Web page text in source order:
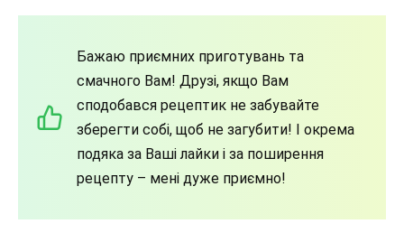
Бажаю приємних приготувань та
смачного Вам! Друзі, якщо Вам
сподобався рецептик не забувайте
зберегти собі, щоб не загубити! І окрема
подяка за Ваші лайки і за поширення
рецепту – мені дуже приємно!